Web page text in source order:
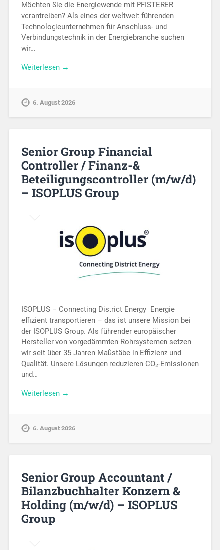
Möchten Sie die Energiewende mit PFISTERER
vorantreiben? Als eines der weltweit führenden
Technologieunternehmen für Anschluss- und
Verbindungstechnik in der Energiebranche suchen
wir…
Weiterlesen →
6. August 2026
Senior Group Financial
Controller / Finanz-&
Beteiligungscontroller (m/w/d)
– ISOPLUS Group
ISOPLUS – Connecting District Energy Energie
effizient transportieren – das ist unsere Mission bei
der ISOPLUS Group. Als führender europäischer
Hersteller von vorgedämmten Rohrsystemen setzen
wir seit über 35 Jahren Maßstäbe in Effizienz und
Qualität. Unsere Lösungen reduzieren CO₂-Emissionen
und…
Weiterlesen →
6. August 2026
Senior Group Accountant /
Bilanzbuchhalter Konzern &
Holding (m/w/d) – ISOPLUS
Group